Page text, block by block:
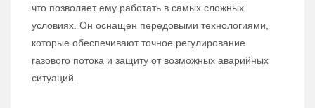
что позволяет ему работать в самых сложных
условиях. Он оснащен передовыми технологиями,
которые обеспечивают точное регулирование
газового потока и защиту от возможных аварийных
ситуаций.